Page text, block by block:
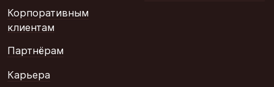
Корпоративным
клиентам
Партнёрам
Карьера